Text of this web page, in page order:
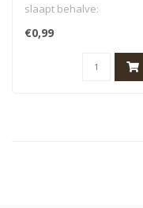
slaapt behalve:
Sinterklaas en zijn pieten
natuurlijk! Op..
€0,99